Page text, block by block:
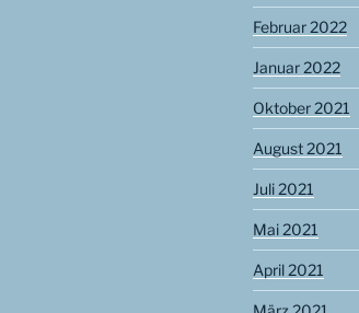
Februar 2022
Januar 2022
Oktober 2021
August 2021
Juli 2021
Mai 2021
April 2021